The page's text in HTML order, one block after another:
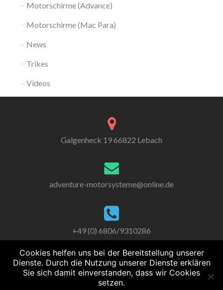
Motorschirme (Advance)
Motorschirme (Mac Para)
News
Trikes
Videos
Galgenheck 19 66822 Lebach
adventure-motorsysteme@online.de
+49 (0) 6806/9310286
Cookies helfen uns bei der Bereitstellung unserer
Dienste. Durch die Nutzung unserer Dienste erklären
Sie sich damit einverstanden, dass wir Cookies
setzen.